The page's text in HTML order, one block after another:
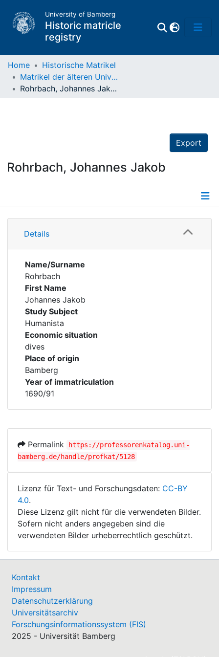
University of Bamberg
Historic matricle
registry
Matrikel
Home
Historische Matrikel
Matrikel der älteren Universität
Rohrbach, Johannes Jakob
Export
Rohrbach, Johannes Jakob
Details
Details
Name/Surname
Rohrbach
First Name
Johannes Jakob
Study Subject
Humanista
Economic situation
dives
Place of origin
Bamberg
Year of immatriculation
1690/91
Permalink
https://professorenkatalog.uni-
bamberg.de/handle/profkat/5128
Lizenz für Text- und Forschungsdaten: CC-BY
4.0.
Diese Lizenz gilt nicht für die verwendeten Bilder.
Sofern nicht anders angegeben sind die
verwendeten Bilder urheberrechtlich geschützt.
Kontakt
Impressum
Datenschutzerklärung
Universitätsarchiv
Forschungsinformationssystem (FIS)
2025 - Universität Bamberg